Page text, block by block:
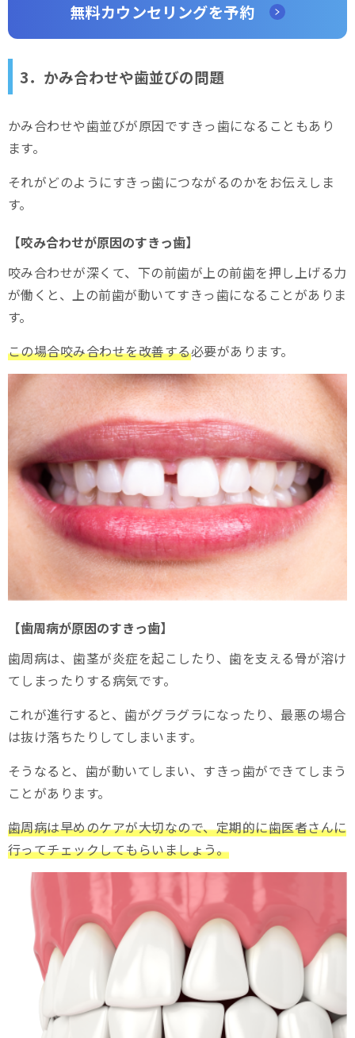
無料カウンセリングを予約
3．かみ合わせや歯並びの問題
かみ合わせや歯並びが原因ですきっ歯になることもあり
ます。
それがどのようにすきっ歯につながるのかをお伝えしま
す。
【咬み合わせが原因のすきっ歯】
咬み合わせが深くて、下の前歯が上の前歯を押し上げる力
が働くと、上の前歯が動いてすきっ歯になることがありま
す。
この場合咬み合わせを改善する必要があります。
【歯周病が原因のすきっ歯】
歯周病は、歯茎が炎症を起こしたり、歯を支える骨が溶け
てしまったりする病気です。
これが進行すると、歯がグラグラになったり、最悪の場合
は抜け落ちたりしてしまいます。
そうなると、歯が動いてしまい、すきっ歯ができてしまう
ことがあります。
歯周病は早めのケアが大切なので、定期的に歯医者さんに
行ってチェックしてもらいましょう。